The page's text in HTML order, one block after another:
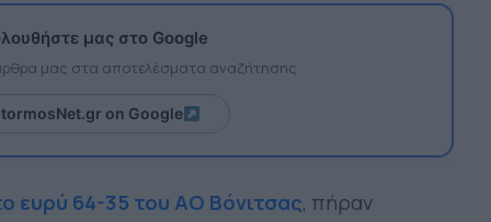
μας στο Google
μας στα αποτελέσματα αναζήτησης
on Google
ευρύ 64-35 του ΑΟ Βόνιτσας, πήραν